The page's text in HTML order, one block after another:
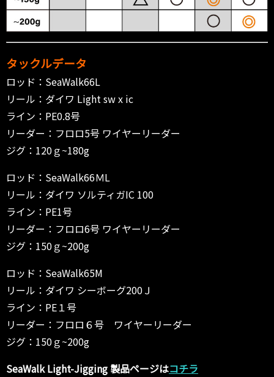
タックルデータ
ロッド：SeaWalk66L
リール：ダイワ Light sw x ic
ライン：PE0.8号
リーダー：フロロ5号 ワイヤーリーダー
ジグ：120ｇ~180g
ロッド：SeaWalk66ＭL
リール：ダイワ ソルティガIC 100
ライン：PE1号
リーダー：フロロ6号 ワイヤーリーダー
ジグ：150ｇ~200g
ロッド：SeaWalk65M
リール：ダイワ シーボーグ200Ｊ
ライン：PE１号
リーダー：フロロ６号 ワイヤーリーダー
ジグ：150ｇ~200g
SeaWalk Light-Jigging 製品ページはコチラ